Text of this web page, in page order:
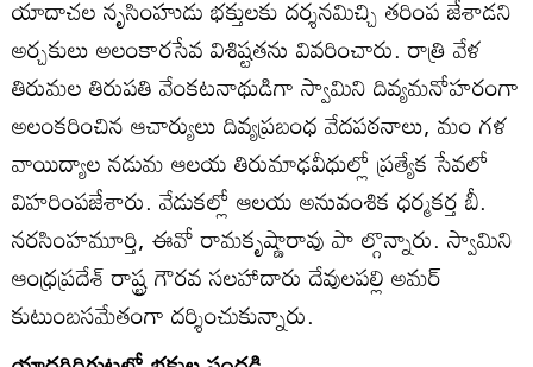
యాదాచల నృసింహుడు భక్తులకు దర్శనమిచ్చి తరింప జేశాడని
అర్చకులు అలంకారసేవ విశిష్టతను వివరించారు. రాత్రి వేళ
తిరుమల తిరుపతి వేంకటనాథుడిగా స్వామిని దివ్యమనోహరంగా
అలంకరించిన ఆచార్యులు దివ్యప్రబంధ వేదపఠనాలు, మం గళ
వాయిద్యాల నడుమ ఆలయ తిరుమాఢవీధుల్లో ప్రత్యేక సేవలో
విహరింపజేశారు. వేడుకల్లో ఆలయ అనువంశిక ధర్మకర్త బీ.
నరసింహమూర్తి, ఈవో రామకృష్ణారావు పా ల్గొన్నారు. స్వామిని
ఆంధ్రప్రదేశ్‌ రాష్ట్ర గౌరవ సలహాదారు దేవులపల్లి అమర్‌
కుటుంబసమేతంగా దర్శించుకున్నారు.